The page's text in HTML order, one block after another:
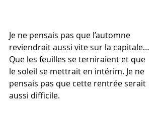
Je ne pensais pas que l’automne
reviendrait aussi vite sur la capitale…
Que les feuilles se terniraient et que
le soleil se mettrait en intérim. Je ne
pensais pas que cette rentrée serait
aussi difficile.